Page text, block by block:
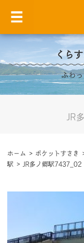
くら
ふわ
JR
ホーム > ポケットすさき
駅 > JR多ノ郷駅7437_02